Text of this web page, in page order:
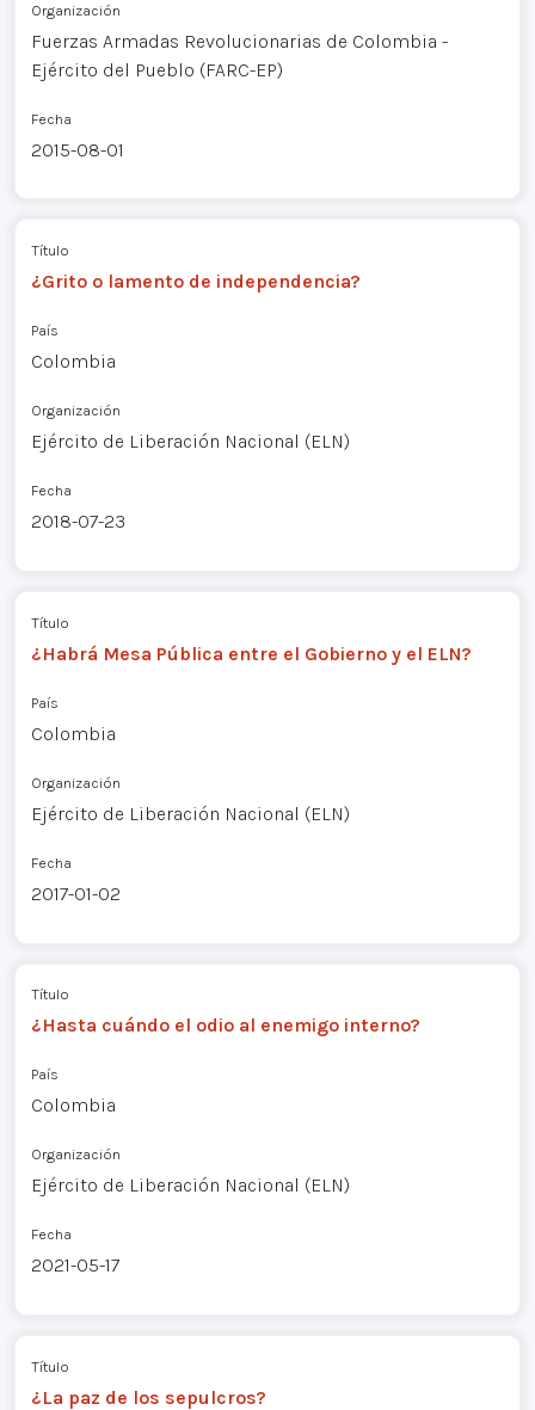
Organización
Fuerzas Armadas Revolucionarias de Colombia -
Ejército del Pueblo (FARC-EP)
Fecha
2015-08-01
Título
¿Grito o lamento de independencia?
País
Colombia
Organización
Ejército de Liberación Nacional (ELN)
Fecha
2018-07-23
Título
¿Habrá Mesa Pública entre el Gobierno y el ELN?
País
Colombia
Organización
Ejército de Liberación Nacional (ELN)
Fecha
2017-01-02
Título
¿Hasta cuándo el odio al enemigo interno?
País
Colombia
Organización
Ejército de Liberación Nacional (ELN)
Fecha
2021-05-17
Título
¿La paz de los sepulcros?